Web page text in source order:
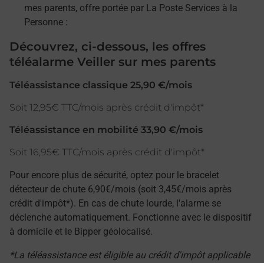
mes parents, offre portée par La Poste Services à la
Personne :
Découvrez, ci-dessous, les offres
téléalarme Veiller sur mes parents
Téléassistance classique 25,90 €/mois
Soit 12,95€ TTC/mois après crédit d'impôt*
Téléassistance en mobilité 33,90 €/mois
Soit 16,95€ TTC/mois après crédit d'impôt*
Pour encore plus de sécurité, optez pour le bracelet
détecteur de chute 6,90€/mois (soit 3,45€/mois après
crédit d'impôt*). En cas de chute lourde, l'alarme se
déclenche automatiquement. Fonctionne avec le dispositif
à domicile et le Bipper géolocalisé.
*La téléassistance est éligible au crédit d'impôt applicable